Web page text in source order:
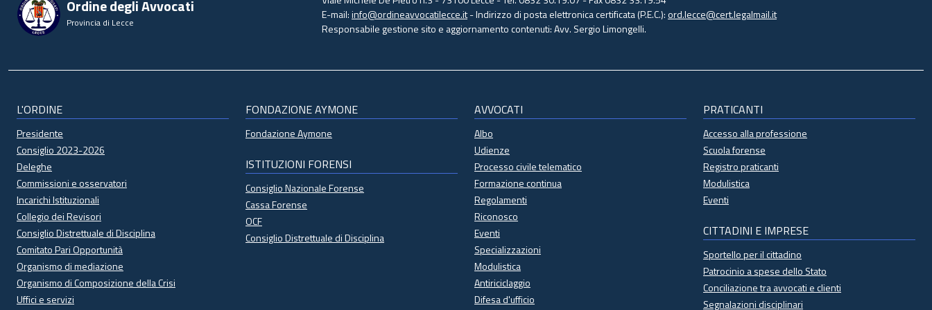
Ordine degli Avvocati
Provincia di Lecce
E-mail:info@ordineavvocatilecce.it- Indirizzo di posta elettronica certificata (P.E.C.):ord.lecce@cert.legalmail.it
Responsabile gestione sito e aggiornamento contenuti: Avv. Sergio Limongelli.
L'ORDINE
Presidente
Consiglio 2023-2026
Deleghe
Commissioni e osservatori
Incarichi Istituzionali
Collegio dei Revisori
Consiglio Distrettuale di Disciplina
Comitato Pari Opportunità
Organismo di mediazione
Organismo di Composizione della Crisi
Uffici e servizi
FONDAZIONE AYMONE
Fondazione Aymone
ISTITUZIONI FORENSI
Consiglio Nazionale Forense
Cassa Forense
OCF
Consiglio Distrettuale di Disciplina
AVVOCATI
Albo
Udienze
Processo civile telematico
Formazione continua
Regolamenti
Riconosco
Eventi
Specializzazioni
Modulistica
Antiriciclaggio
Difesa d'ufficio
PRATICANTI
Accesso alla professione
Scuola forense
Registro praticanti
Modulistica
Eventi
CITTADINI E IMPRESE
Sportello per il cittadino
Patrocinio a spese dello Stato
Conciliazione tra avvocati e clienti
Segnalazioni disciplinari